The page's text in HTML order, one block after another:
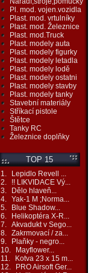
Pl. mod. vojen.vozidla
Plast. mod. vrtulníky
Plast. mod. Železnice
Plast. mod.Truck
Plast. modely auta
Plast. modely figurky
Plast. modely letadla
Plast. modely lodě
Plast. modely ostatni
Plast. modely stavby
Plast. modely tanky
Stavební materiály
Stříkací pistole
Štětce
Tanky RC
Železnice doplňky
TOP 15
1.
Lepidlo Revell ...
2.
!! LIKVIDACE Vý...
3.
Dělo hlaveň...
4. Yak-1 M ;Norma...
5.
Blue Shadow...
6.
Helikoptéra X-R...
7. Akvadukt v Sego...
8. Zakrmovací / za...
9.
Plaňky - negro...
10.
Mayflower...
11.
Kotva 23 x 15 m...
12.
PRO Airsoft Ger...